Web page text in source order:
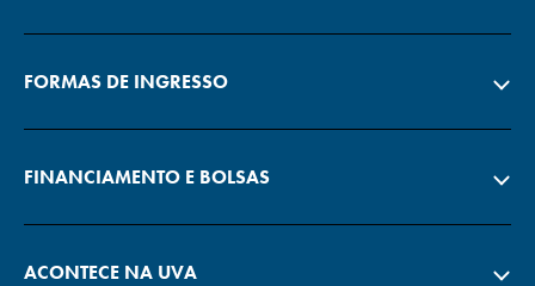
FORMAS DE INGRESSO
FINANCIAMENTO E BOLSAS
ACONTECE NA UVA